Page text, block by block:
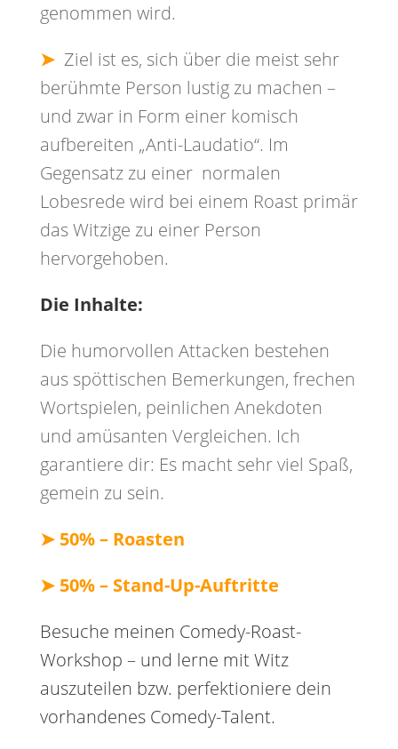
genommen wird.
➤ Ziel ist es, sich über die meist sehr
berühmte Person lustig zu machen –
und zwar in Form einer komisch
aufbereiten „Anti-Laudatio“. Im
Gegensatz zu einer normalen
Lobesrede wird bei einem Roast primär
das Witzige zu einer Person
hervorgehoben.
Die Inhalte:
Die humorvollen Attacken bestehen
aus spöttischen Bemerkungen, frechen
Wortspielen, peinlichen Anekdoten
und amüsanten Vergleichen. Ich
garantiere dir: Es macht sehr viel Spaß,
gemein zu sein.
➤50% – Roasten
➤50% – Stand-Up-Auftritte
Besuche meinen Comedy-Roast-
Workshop – und lerne mit Witz
auszuteilen bzw. perfektioniere dein
vorhandenes Comedy-Talent.